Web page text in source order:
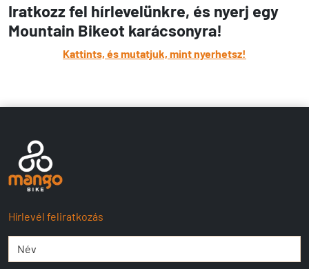
Iratkozz fel hírlevelünkre, és nyerj egy
Mountain Bikeot karácsonyra!
Kattints, és mutatjuk, mint nyerhetsz!
Hírlevél feliratkozás